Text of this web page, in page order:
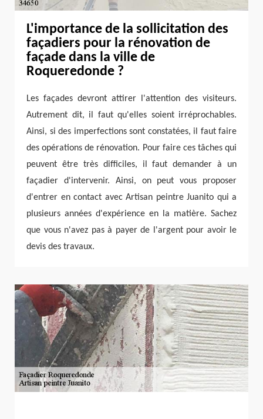
L'importance de la sollicitation des
façadiers pour la rénovation de
façade dans la ville de
Roqueredonde ?
Les façades devront attirer l'attention des visiteurs.
Autrement dit, il faut qu'elles soient irréprochables.
Ainsi, si des imperfections sont constatées, il faut faire
des opérations de rénovation. Pour faire ces tâches qui
peuvent être très difficiles, il faut demander à un
façadier d'intervenir. Ainsi, on peut vous proposer
d'entrer en contact avec Artisan peintre Juanito qui a
plusieurs années d'expérience en la matière. Sachez
que vous n'avez pas à payer de l'argent pour avoir le
devis des travaux.